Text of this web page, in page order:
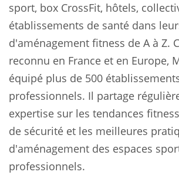
sport, box CrossFit, hôtels,
établissements de santé dans
d'aménagement fitness de A à Z.
reconnu en France et en Europe,
équipé plus de 500
professionnels. Il partage
expertise sur les tendances
de sécurité et les meilleures
d'aménagement des espaces
professionnels.